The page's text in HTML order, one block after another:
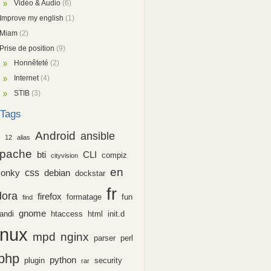
Vidéo & Audio (6)
Improve my english (1)
Miam (2)
Prise de position (9)
Honnêteté (2)
Internet (4)
STIB (3)
Tags
12 alias Android ansible
bti cityvision CLI compiz
css debian dockstar en
find firefox formatage fr fun
gnome htaccess html init.d
mpd nginx parser perl
plugin python rar security